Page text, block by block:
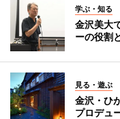
学ぶ・知る
金沢美大
ーの役割
見る・遊ぶ
金沢・ひ
プロデュ